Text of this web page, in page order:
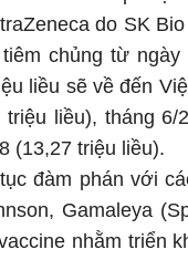
do SK
chủng từ
liều sẽ về đến
triệu liều), tháng
(13,27 triệu liều).
đàm phán với
Gamaleya
nhằm triển